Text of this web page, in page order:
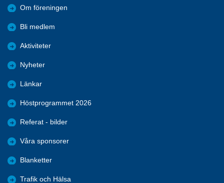
Om föreningen
Bli medlem
Aktiviteter
Nyheter
Länkar
Höstprogrammet 2026
Referat - bilder
Våra sponsorer
Blanketter
Trafik och Hälsa